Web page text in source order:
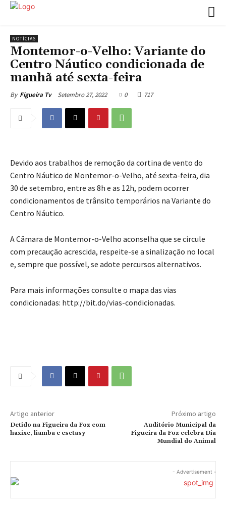
NOTÍCIAS
Montemor-o-Velho: Variante do
Centro Náutico condicionada de
manhã até sexta-feira
By Figueira Tv Setembro 27, 2022 0 717
Devido aos trabalhos de remoção da cortina de vento do
Centro Náutico de Montemor-o-Velho, até sexta-feira, dia
30 de setembro, entre as 8h e as 12h, podem ocorrer
condicionamentos de trânsito temporários na Variante do
Centro Náutico.
A Câmara de Montemor-o-Velho aconselha que se circule
com precaução acrescida, respeite-se a sinalização no local
e, sempre que possível, se adote percursos alternativos.
Para mais informações consulte o mapa das vias
condicionadas: http://bit.do/vias-condicionadas.
Artigo anterior
Detido na Figueira da Foz com
haxixe, liamba e esctasy
Próximo artigo
Auditório Municipal da
Figueira da Foz celebra Dia
Mundial do Animal
- Advertisement -